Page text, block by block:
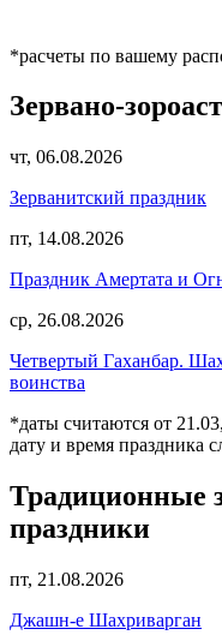
*расчеты по вашему
Зервано-
чт, 06.08.2026
Зерванитский праздник
пт, 14.08.2026
Праздник Амертата и
ср, 26.08.2026
Четвертый Гаханбар.
воинства
*даты считаются от 21.03,
дату и время праздника
Традиционные
праздники
пт, 21.08.2026
Джашн-е Шахриварган